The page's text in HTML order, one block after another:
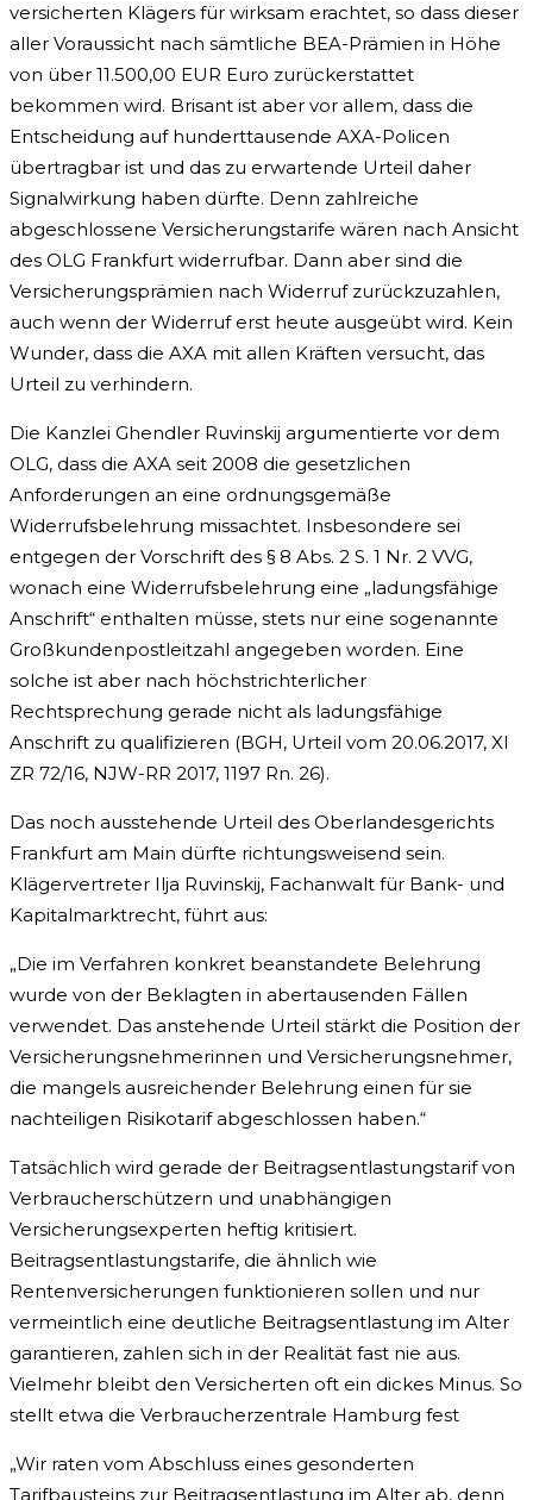
versicherten Klägers für wirksam erachtet, so dass dieser
aller Voraussicht nach sämtliche BEA-Prämien in Höhe
von über 11.500,00 EUR Euro zurückerstattet
bekommen wird. Brisant ist aber vor allem, dass die
Entscheidung auf hunderttausende AXA-Policen
übertragbar ist und das zu erwartende Urteil daher
Signalwirkung haben dürfte. Denn zahlreiche
abgeschlossene Versicherungstarife wären nach Ansicht
des OLG Frankfurt widerrufbar. Dann aber sind die
Versicherungsprämien nach Widerruf zurückzuzahlen,
auch wenn der Widerruf erst heute ausgeübt wird. Kein
Wunder, dass die AXA mit allen Kräften versucht, das
Urteil zu verhindern.
Die Kanzlei Ghendler Ruvinskij argumentierte vor dem
OLG, dass die AXA seit 2008 die gesetzlichen
Anforderungen an eine ordnungsgemäße
Widerrufsbelehrung missachtet. Insbesondere sei
entgegen der Vorschrift des § 8 Abs. 2 S. 1 Nr. 2 VVG,
wonach eine Widerrufsbelehrung eine „ladungsfähige
Anschrift“ enthalten müsse, stets nur eine sogenannte
Großkundenpostleitzahl angegeben worden. Eine
solche ist aber nach höchstrichterlicher
Rechtsprechung gerade nicht als ladungsfähige
Anschrift zu qualifizieren (BGH, Urteil vom 20.06.2017, XI
ZR 72/16, NJW-RR 2017, 1197 Rn. 26).
Das noch ausstehende Urteil des Oberlandesgerichts
Frankfurt am Main dürfte richtungsweisend sein.
Klägervertreter Ilja Ruvinskij, Fachanwalt für Bank- und
Kapitalmarktrecht, führt aus:
„Die im Verfahren konkret beanstandete Belehrung
wurde von der Beklagten in abertausenden Fällen
verwendet. Das anstehende Urteil stärkt die Position der
Versicherungsnehmerinnen und Versicherungsnehmer,
die mangels ausreichender Belehrung einen für sie
nachteiligen Risikotarif abgeschlossen haben.“
Tatsächlich wird gerade der Beitragsentlastungstarif von
Verbraucherschützern und unabhängigen
Versicherungsexperten heftig kritisiert.
Beitragsentlastungstarife, die ähnlich wie
Rentenversicherungen funktionieren sollen und nur
vermeintlich eine deutliche Beitragsentlastung im Alter
garantieren, zahlen sich in der Realität fast nie aus.
Vielmehr bleibt den Versicherten oft ein dickes Minus. So
stellt etwa die Verbraucherzentrale Hamburg fest
„Wir raten vom Abschluss eines gesonderten
Tarifbausteins zur Beitragsentlastung im Alter ab, denn